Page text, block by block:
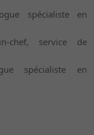
spécialiste en
chef, service de
spécialiste en